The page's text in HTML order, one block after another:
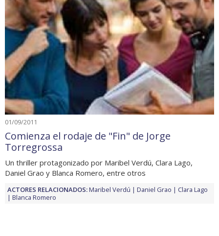
01/09/2011
Comienza el rodaje de "Fin" de Jorge
Torregrossa
Un thriller protagonizado por Maribel Verdú, Clara Lago,
Daniel Grao y Blanca Romero, entre otros
ACTORES RELACIONADOS:Maribel Verdú Daniel Grao
Clara Lago
Blanca Romero